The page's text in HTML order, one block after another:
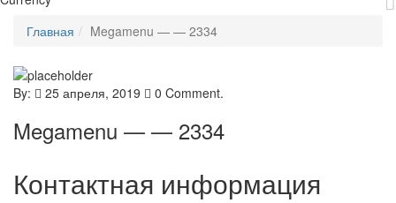
Главная
Megamenu — — 2334
By: 25 апреля, 2019 0 Comment.
Megamenu — — 2334
Контактная информация